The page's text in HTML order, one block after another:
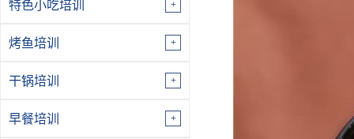
特色小吃培训
烤鱼培训
干锅培训
早餐培训